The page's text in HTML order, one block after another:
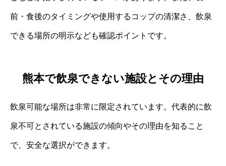
前・食後のタイミングや使用するコップの清潔さ、飲泉
できる場所の明示なども確認ポイントです。
熊本で飲泉できない施設とその理由
飲泉可能な場所は非常に限定されています。代表的に飲
泉不可とされている施設の傾向やその理由を知ること
で、安全な選択ができます。